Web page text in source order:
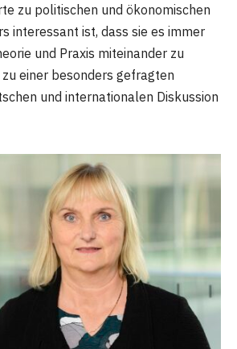
zu politischen und ökonomischen
interessant ist, dass sie es immer
und Praxis miteinander zu
einer besonders gefragten
und internationalen Diskussion